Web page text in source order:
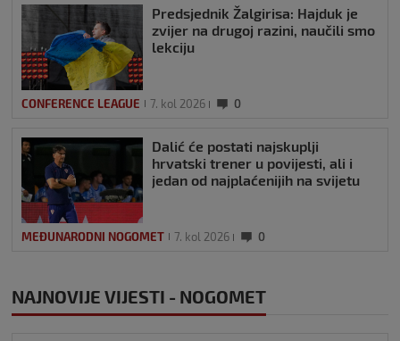
Predsjednik Žalgirisa: Hajduk je
zvijer na drugoj razini, naučili smo
lekciju
CONFERENCE LEAGUE 7. kol 2026 0
Dalić će postati najskuplji
hrvatski trener u povijesti, ali i
jedan od najplaćenijih na svijetu
MEĐUNARODNI NOGOMET 7. kol 2026 0
NAJNOVIJE VIJESTI - NOGOMET